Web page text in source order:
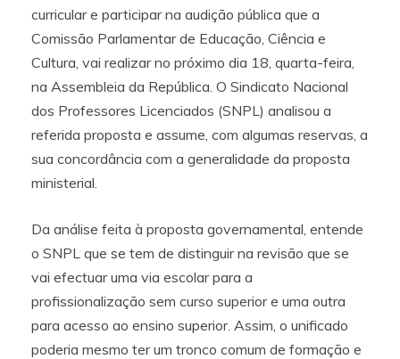
curricular e participar na audição pública que a
Comissão Parlamentar de Educação, Ciência e
Cultura, vai realizar no próximo dia 18, quarta-feira,
na Assembleia da República. O Sindicato Nacional
dos Professores Licenciados (SNPL) analisou a
referida proposta e assume, com algumas reservas, a
sua concordância com a generalidade da proposta
ministerial.
Da análise feita à proposta governamental, entende
o SNPL que se tem de distinguir na revisão que se
vai efectuar uma via escolar para a
profissionalização sem curso superior e uma outra
para acesso ao ensino superior. Assim, o unificado
poderia mesmo ter um tronco comum de formação e